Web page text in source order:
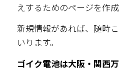
えするためのページを作
新規情報があれば、随時
いります。
ゴイク電池は大阪・関西